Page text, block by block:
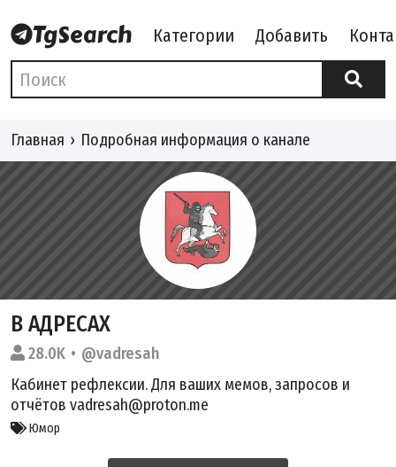
Категории Добавить
Главная Подробная информация о канале
В АДРЕСАХ
28.0K
@vadresah
Кабинет рефлексии. Для ваших мемов, запросов и
отчëтов vadresah@proton.me
Юмор